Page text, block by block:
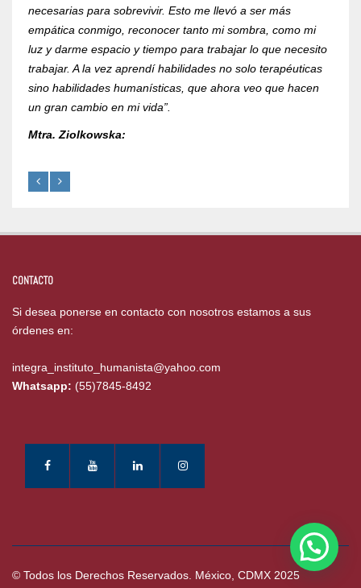
necesarias para sobrevivir. Esto me llevó a ser más
empática conmigo, reconocer tanto mi sombra, como mi
luz y darme espacio y tiempo para trabajar lo que necesito
trabajar. A la vez aprendí habilidades no solo terapéuticas
sino habilidades humanísticas, que ahora veo que hacen
un gran cambio en mi vida”.
Mtra. Ziolkowska:
CONTACTO
Si desea ponerse en contacto con nosotros estamos a sus
órdenes en:
integra_instituto_humanista@yahoo.com
Whatsapp: (55)7845-8492
© Todos los Derechos Reservados. México, CDMX 2025